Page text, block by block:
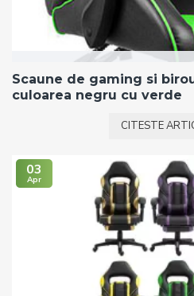
Scaune de gaming si
culoarea negru cu verde
CITESTE
03
Apr